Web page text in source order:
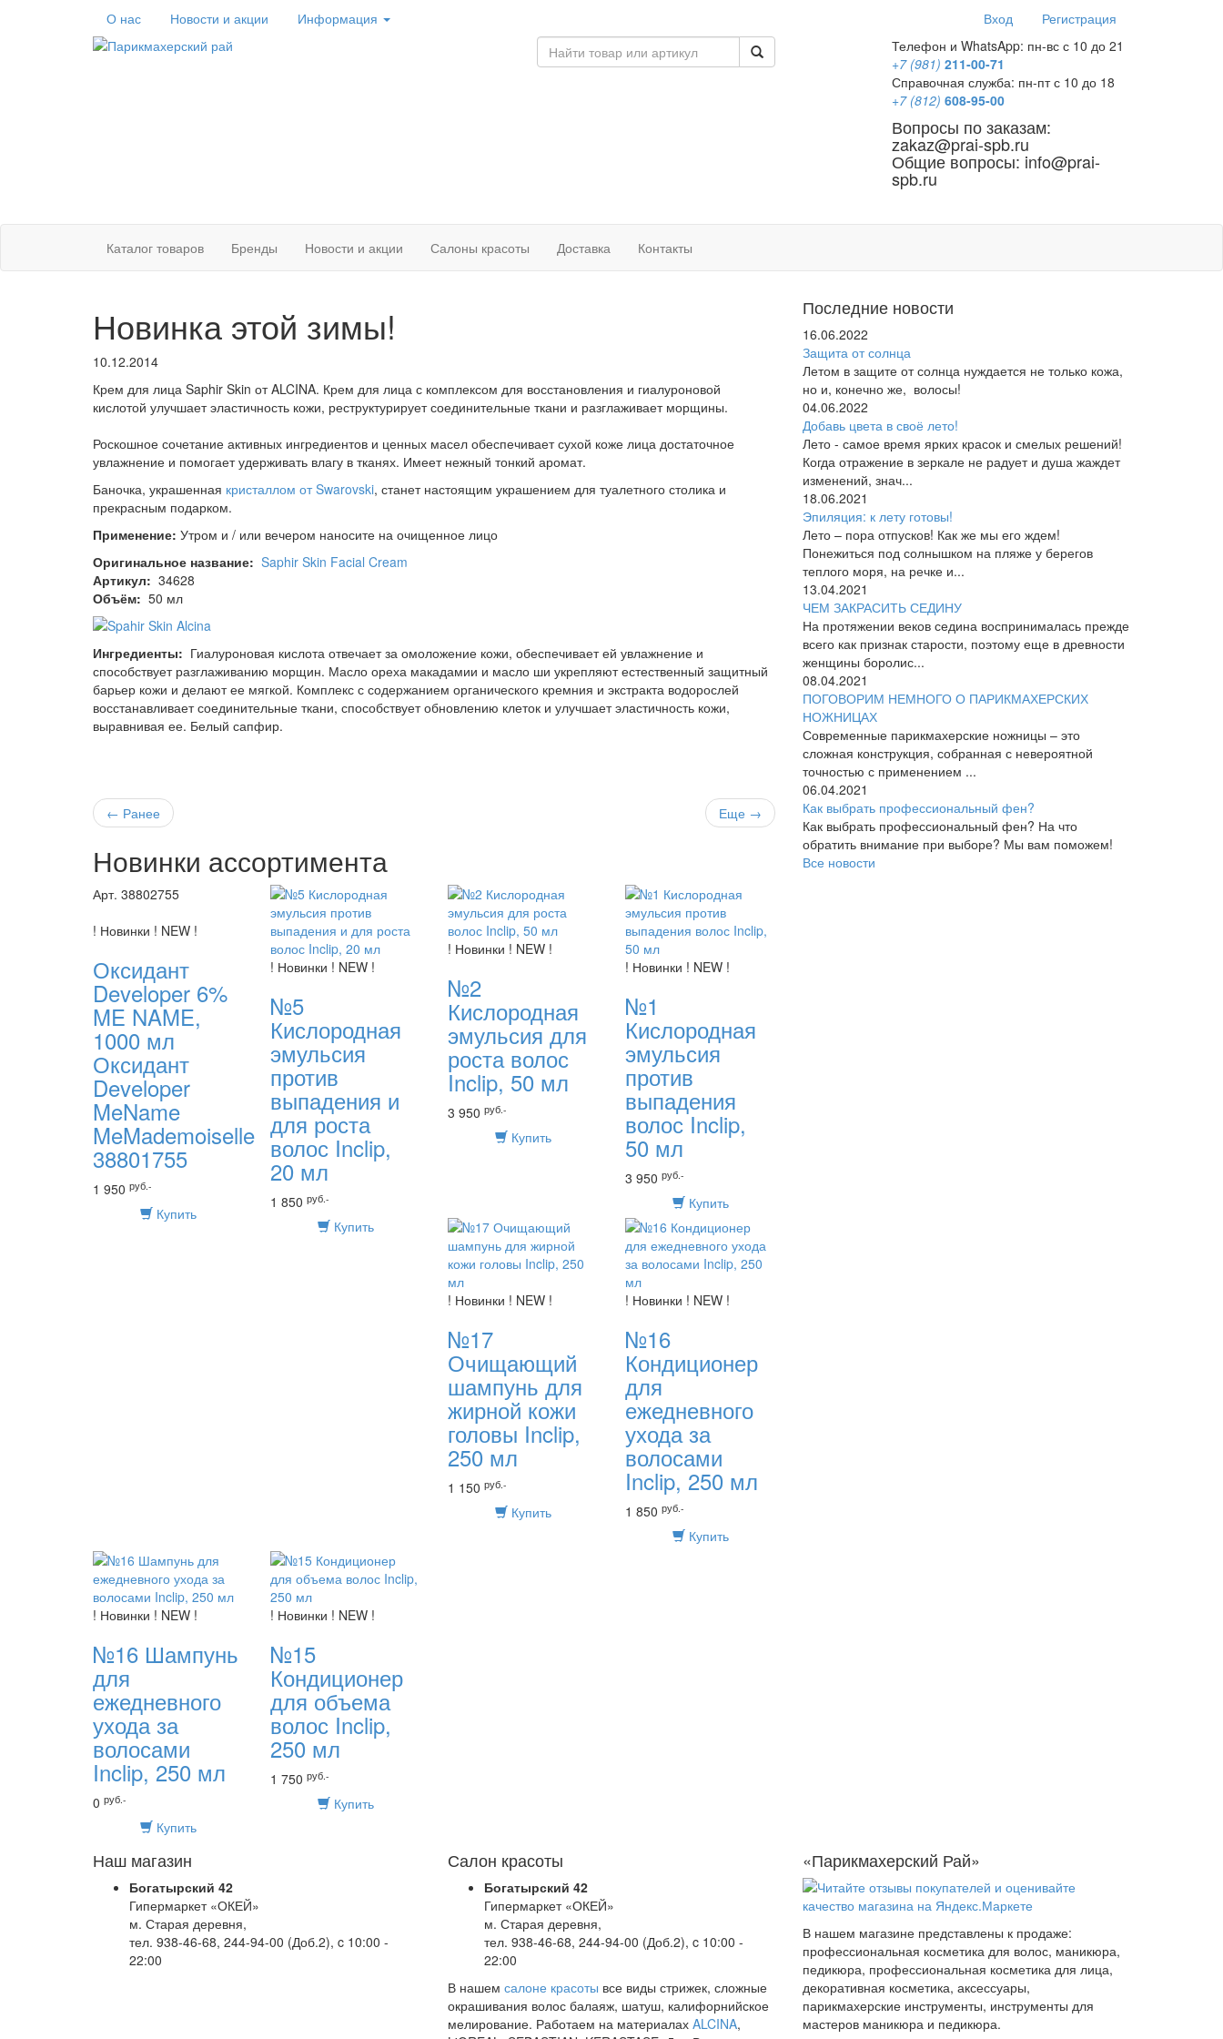
О нас Новости и акции Информация Вход
Регистрация
Телефон и WhatsApp: пн-вс с 10 до 21
+7 (981) 211-00-71
Справочная служба: пн-пт с 10 до 18
+7 (812) 608-95-00
Вопросы по заказам:
zakaz@prai-spb.ru
Общие вопросы: info@prai-
spb.ru
Каталог товаров Бренды Новости и акции Салоны красоты Доставка Контакты
Новинка этой зимы!
10.12.2014
Крем для лица Saphir Skin от ALCINA. Крем для лица с комплексом для восстановления и гиалуроновой
кислотой улучшает эластичность кожи, реструктурирует соединительные ткани и разглаживает морщины.
Роскошное сочетание активных ингредиентов и ценных масел обеспечивает сухой коже лица достаточное
увлажнение и помогает удерживать влагу в тканях. Имеет нежный тонкий аромат.
Баночка, украшенная кристаллом от Swarovski, станет настоящим украшением для туалетного столика и
прекрасным подарком.
Применение: Утром и / или вечером наносите на очищенное лицо
Оригинальное название: Saphir Skin Facial Cream
Артикул: 34628
Объём: 50 мл
Ингредиенты: Гиалуроновая кислота отвечает за омоложение кожи, обеспечивает ей увлажнение и
способствует разглаживанию морщин. Масло ореха макадамии и масло ши укрепляют естественный защитный
барьер кожи и делают ее мягкой. Комплекс с содержанием органического кремния и экстракта водорослей
восстанавливает соединительные ткани, способствует обновлению клеток и улучшает эластичность кожи,
выравнивая ее. Белый сапфир.
← Ранее Еще →
Новинки ассортимента
Арт. 38802755
! Новинки ! NEW !
Оксидант
Developer 6%
ME NAME,
1000 мл
Оксидант
Developer
MeName
MeMademoiselle
38801755
1 950 руб.-
Купить
! Новинки ! NEW !
№5
Кислородная
эмульсия
против
выпадения и
для роста
волос Inclip,
20 мл
1 850 руб.-
Купить
! Новинки ! NEW !
№2
Кислородная
эмульсия для
роста волос
Inclip, 50 мл
3 950 руб.-
Купить
! Новинки ! NEW !
№1
Кислородная
эмульсия
против
выпадения
волос Inclip,
50 мл
3 950 руб.-
Купить
! Новинки ! NEW !
№17
Очищающий
шампунь для
жирной кожи
головы Inclip,
250 мл
1 150 руб.-
Купить
! Новинки ! NEW !
№16
Кондиционер
для
ежедневного
ухода за
волосами
Inclip, 250 мл
1 850 руб.-
Купить
! Новинки ! NEW !
№16 Шампунь
для
ежедневного
ухода за
волосами
Inclip, 250 мл
0 руб.-
Купить
! Новинки ! NEW !
№15
Кондиционер
для объема
волос Inclip,
250 мл
1 750 руб.-
Купить
Последние новости
16.06.2022
Защита от солнца
Летом в защите от солнца нуждается не только кожа,
но и, конечно же, волосы!
04.06.2022
Добавь цвета в своё лето!
Лето - самое время ярких красок и смелых решений!
Когда отражение в зеркале не радует и душа жаждет
изменений, знач...
18.06.2021
Эпиляция: к лету готовы!
Лето – пора отпусков! Как же мы его ждем!
Понежиться под солнышком на пляже у берегов
теплого моря, на речке и...
13.04.2021
ЧЕМ ЗАКРАСИТЬ СЕДИНУ
На протяжении веков седина воспринималась прежде
всего как признак старости, поэтому еще в древности
женщины боролис...
08.04.2021
ПОГОВОРИМ НЕМНОГО О ПАРИКМАХЕРСКИХ
НОЖНИЦАХ
Современные парикмахерские ножницы – это
сложная конструкция, собранная с невероятной
точностью с применением ...
06.04.2021
Как выбрать профессиональный фен?
Как выбрать профессиональный фен? На что
обратить внимание при выборе? Мы вам поможем!
Все новости
Наш магазин
Богатырский 42
Гипермаркет «ОКЕЙ»
м. Старая деревня,
тел. 938-46-68, 244-94-00 (Доб.2), c 10:00 -
22:00
Салон красоты
Богатырский 42
Гипермаркет «ОКЕЙ»
м. Старая деревня,
тел. 938-46-68, 244-94-00 (Доб.2), c 10:00 -
22:00
В нашем салоне красоты все виды стрижек, сложные
окрашивания волос балаяж, шатуш, калифорнийское
мелирование. Работаем на материалах ALCINA,
«Парикмахерский Рай»
В нашем магазине представлены к продаже:
профессиональная косметика для волос, маникюра,
педикюра, профессиональная косметика для лица,
декоративная косметика, аксессуары,
парикмахерские инструменты, инструменты для
мастеров маникюра и педикюра.